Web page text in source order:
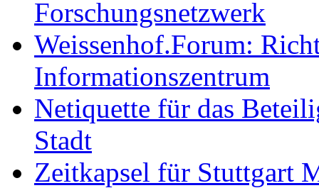
Forschungsnetzwerk
Weissenhof.Forum:
Informationszentrum
Netiquette für das
Stadt
Zeitkapsel für Stuttgart